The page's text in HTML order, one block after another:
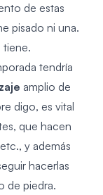
de estas
pisado ni una.
tiene.
tendría
amplio de
digo, es vital
que hacen
y además
hacerlas
de piedra.